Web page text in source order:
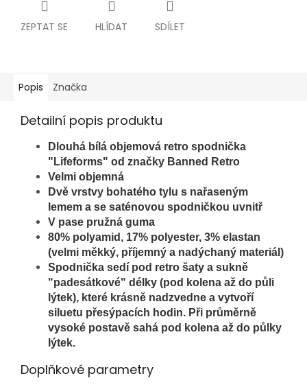
ZEPTAT SE HLÍDAT SDÍLET
Popis Značka
Detailní popis produktu
Dlouhá bílá objemová retro spodnička
"Lifeforms" od značky Banned Retro
Velmi objemná
Dvě vrstvy bohatého tylu s nařaseným
lemem a se saténovou spodničkou uvnitř
V pase pružná guma
80% polyamid, 17% polyester, 3% elastan
(velmi měkký, příjemný a nadýchaný materiál)
Spodnička sedí pod retro šaty a sukně
"padesátkové" délky (pod kolena až do půli
lýtek), které krásně nadzvedne a vytvoří
siluetu přesýpacích hodin. Při průměrně
vysoké postavě sahá pod kolena až do půlky
lýtek.
Doplňkové parametry